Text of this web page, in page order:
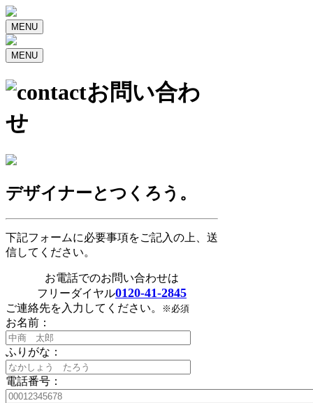
MENU
MENU
お問い合わ
せ
デザイナーとつくろう。
下記フォームに必要事項をご記入の上、送
信してください。
お電話でのお問い合わせは
フリーダイヤル0120-41-2845
ご連絡先を入力してください。 ※必須
お名前：
ふりがな：
電話番号：